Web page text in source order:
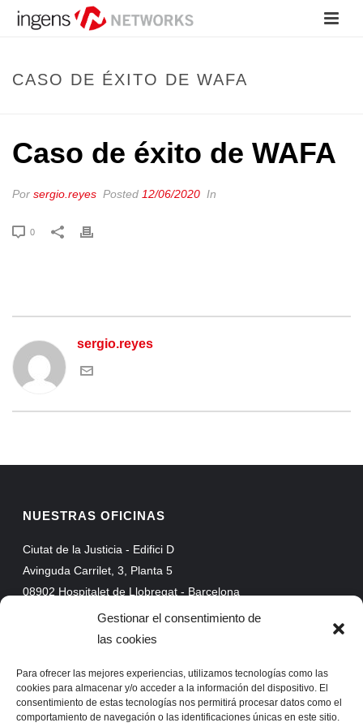
Gestionar el consentimiento de
las cookies
Para ofrecer las mejores experiencias, utilizamos tecnologías como las
cookies para almacenar y/o acceder a la información del dispositivo. El
consentimiento de estas tecnologías nos permitirá procesar datos como el
comportamiento de navegación o las identificaciones únicas en este sitio.
CASO DE ÉXITO DE WAFA
Caso de éxito de WAFA
Por sergio.reyes Posted 12/06/2020 In
0
sergio.reyes
NUESTRAS OFICINAS
Ciutat de la Justicia - Edifici D
Avinguda Carrilet, 3, Planta 5
08902 Hospitalet de Llobregat - Barcelona
SSLVPN